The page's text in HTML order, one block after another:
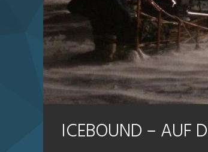
ICEBOUND – AUF